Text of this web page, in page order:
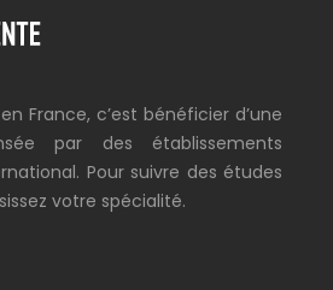
France, c’est bénéficier d’une
par des établissements
Pour suivre des études
votre spécialité.